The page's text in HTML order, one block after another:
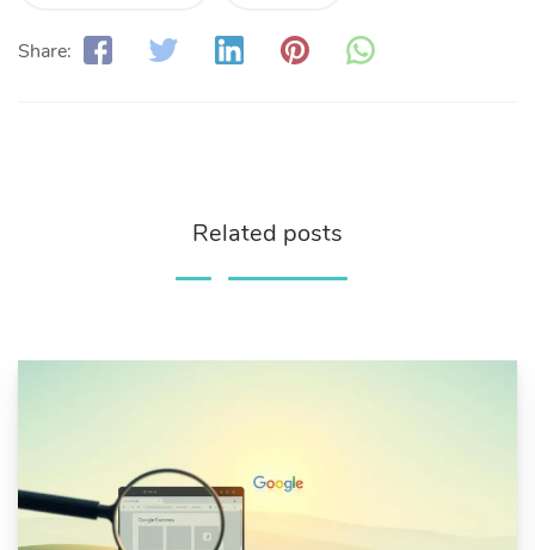
Share:
Related posts